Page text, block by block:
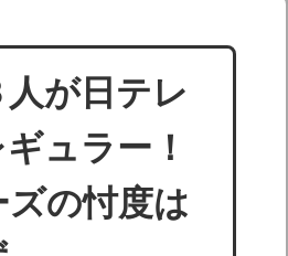
が日テレ
ュラー！
ズの忖度は